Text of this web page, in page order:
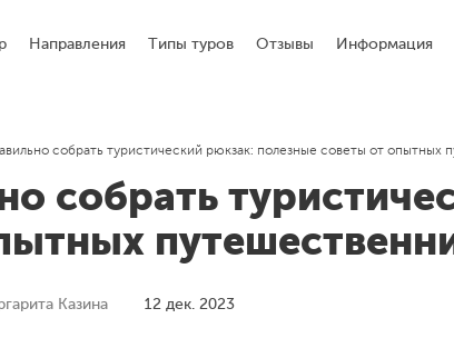
Направления Типы туров Отзывы Информация
собрать туристический рюкзак: полезные советы от опытных
собрать
Казина 12 дек. 2023